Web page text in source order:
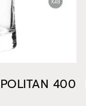
400